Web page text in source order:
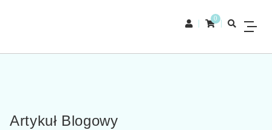
0
Artykuł Blogowy